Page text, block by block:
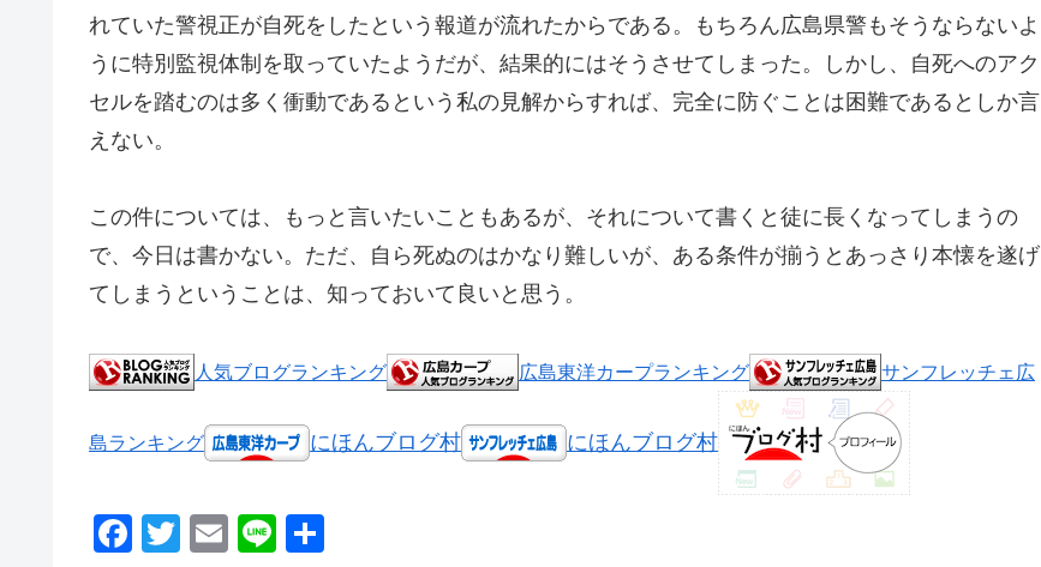
れていた警視正が自死をしたという報道が流れたからである。もちろん広島県警もそうならないよ
うに特別監視体制を取っていたようだが、結果的にはそうさせてしまった。しかし、自死へのアク
セルを踏むのは多く衝動であるという私の見解からすれば、完全に防ぐことは困難であるとしか言
えない。
この件については、もっと言いたいこともあるが、それについて書くと徒に長くなってしまうの
で、今日は書かない。ただ、自ら死ぬのはかなり難しいが、ある条件が揃うとあっさり本懐を遂げ
てしまうということは、知っておいて良いと思う。
人気ブログランキング 広島東洋カープランキング サンフレッチェ広
島ランキング にほんブログ村 にほんブログ村
F
T
E
Li